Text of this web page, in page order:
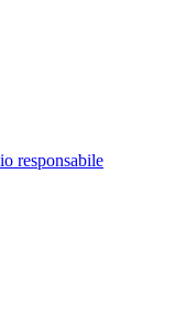
responsabile